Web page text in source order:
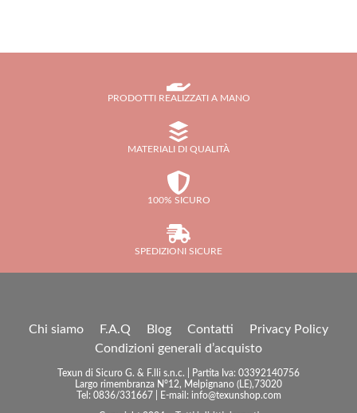
PRODOTTI REALIZZATI A MANO
MATERIALI DI QUALITÀ
100% SICURO
SPEDIZIONI SICURE
Chi siamo F.A.Q Blog Contatti
Privacy Policy
Condizioni generali d’acquisto
Texun di Sicuro G. & F.lli s.n.c. | Partita Iva: 03392140756
Largo rimembranza N°12, Melpignano (LE),73020
Tel: 0836/331667 | E-mail: info@texunshop.com